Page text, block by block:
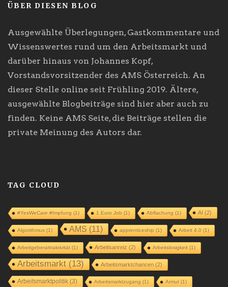
ÜBER DIESEN BLOG
Ausgewählte Überlegungen, Gastkommentare und
Wissenswertes rund um den Arbeitsmarkt und
darüber hinaus von Johannes Kopf,
Vorstandsvorsitzender des AMS Österreich. An
dieser Stelle online seit Frühling 2019. Ältere,
ausgewählte Blogbeiträge sind hier aber auch zu
finden. Keine AMS Seite, die Beiträge stellen die
private Meinung des Autors dar.
TAG CLOUD
#YesWeCare #Impfung (1) 1 Euro Job (1) Abflachung (1) AI (2)
Algorithmus (1) AMS (11) apprenticeship (1) Arbeit 4.0 (1)
Arbeitgeberattraktivität(1) Arbeitsanreiz (2) Arbeitslosigkeit(1)
Arbeitsmarkt(13) Arbeitsmarktchancen (2)
Arbeitsmarktpolitik(3) Arbeitsmarktzugang (1) Armut(1)